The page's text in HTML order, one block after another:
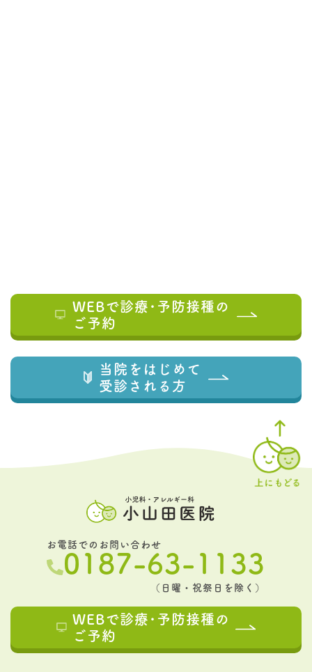
WEBで診療･予防接種の
ご予約
当院をはじめて
受診される方
お電話でのお問い合わせ
0187-63-1133
（日曜・祝祭日を除く）
WEBで診療･予防接種の
ご予約